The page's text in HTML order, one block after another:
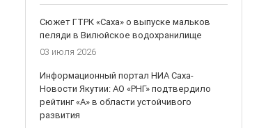
Сюжет ГТРК «Саха» о выпуске мальков
пеляди в Вилюйское водохранилище
03 июля 2026
Информационный портал НИА Саха-
Новости Якутии: АО «РНГ» подтвердило
рейтинг «А» в области устойчивого
развития